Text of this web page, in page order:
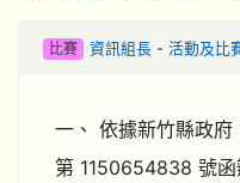
比賽 資訊組長- 活動及比
一、 依據新竹縣政
第 1150654838 號